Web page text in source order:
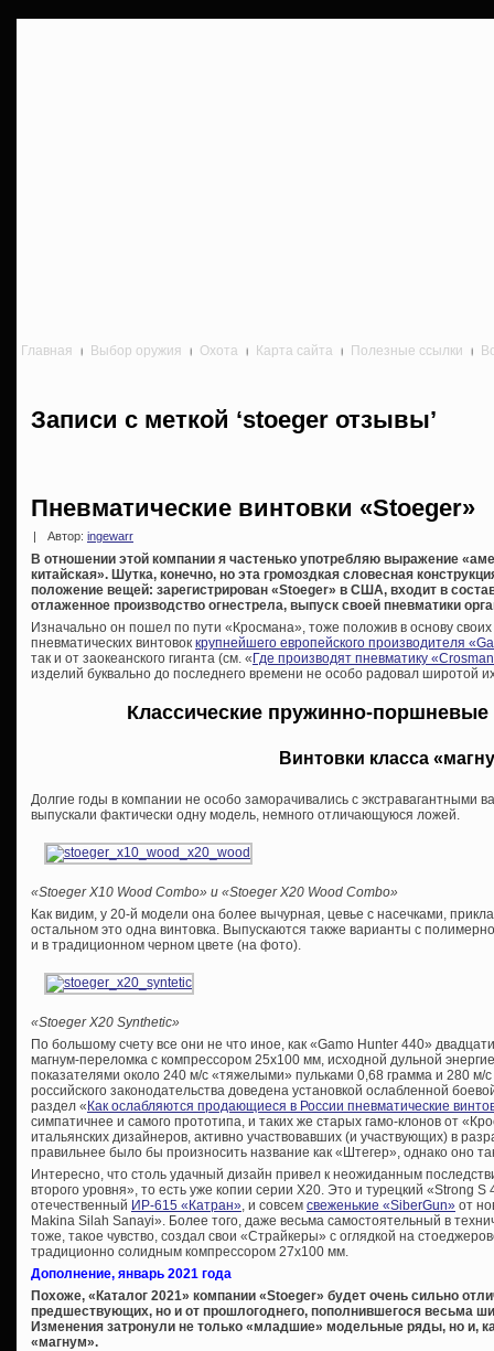
Главная Выбор оружия Охота Карта сайта Полезные ссылки
Записи с меткой ‘stoeger отзывы’
Пневматические винтовки «Stoeger»
Автор: ingewarr
В отношении этой компании я частенько употребляю выражение
китайская». Шутка, конечно, но эта громоздкая словесная
положение вещей: зарегистрирован «Stoeger» в США, входит в
отлаженное производство огнестрела, выпуск своей пневматики
Изначально он пошел по пути «Кросмана», тоже положив в основу
пневматических винтовок крупнейшего европейского производителя
так и от заокеанского гиганта (см. « Где производят пневматику
изделий буквально до последнего времени не особо радовал широтой
Классические пружинно-
Винтовки класса
Долгие годы в компании не особо заморачивались с экстравагантными
выпускали фактически одну модель, немного отличающуюся ложей.
«Stoeger X10 Wood Combo» и «Stoeger X20 Wood Combo»
Как видим, у 20-й модели она более вычурная, цевье с насечками,
остальном это одна винтовка. Выпускаются также варианты с
и в традиционном черном цвете (на фото).
«StoegerX20 Synthetic»
По большому счету все они не что иное, как «Gamo Hunter 440»
магнум-переломка с компрессором 25х100 мм, исходной дульной
показателями около 240 м/с «тяжелыми» пульками 0,68 грамма и 280
российского законодательства доведена установкой ослабленной
раздел «Как ослабляются продающиеся в России пневматические
симпатичнее и самого прототипа, и таких же старых гамо-клонов от
итальянских дизайнеров, активно участвовавших (и участвующих) в
правильнее было бы произносить название как «Штегер», однако оно
Интересно, что столь удачный дизайн привел к неожиданным
второго уровня», то есть уже копии серии Х20. Это и турецкий «Strong
отечественный ИР-615 «Катран», и совсем свеженькие «SiberGun» от
Makina Silah Sanayi». Более того, даже весьма самостоятельный в
тоже, такое чувство, создал свои «Страйкеры» с оглядкой на
традиционно солидным компрессором 27х100 мм.
Дополнение, январь 2021 года
Похоже, «Каталог 2021» компании «Stoeger» будет очень сильно
предшествующих, но и от прошлогоднего, пополнившегося весьма
Изменения затронули не только «младшие» модельные ряды, но и,
«магнум».